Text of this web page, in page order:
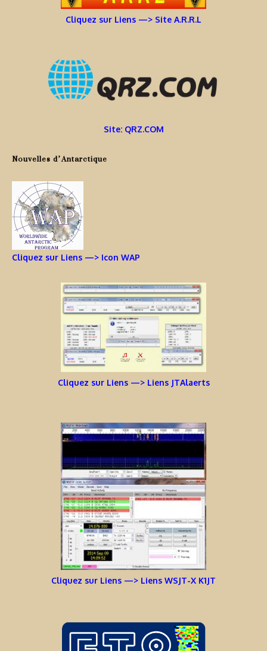
Cliquez sur Liens —> Site A.R.R.L
Site: QRZ.COM
Nouvelles d’Antarctique
Cliquez sur Liens —> Icon WAP
Cliquez sur Liens —> Liens JTAlaerts
Cliquez sur Liens —> Liens WSJT-X K1JT